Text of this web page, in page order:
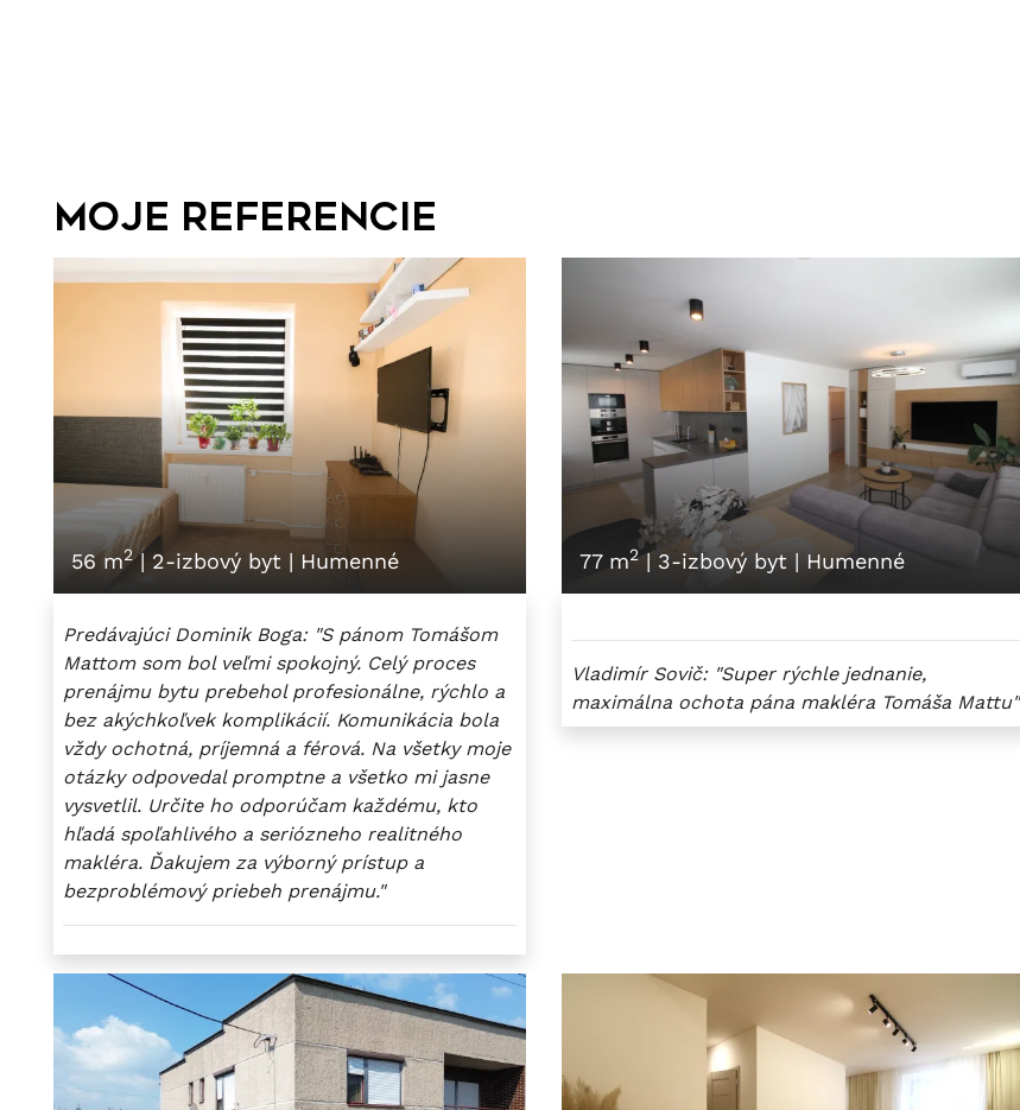
Moje referencie
56 m2 | 2-izbový byt | Humenné
Predávajúci Dominik Boga: "S pánom Tomášom
Mattom som bol veľmi spokojný. Celý proces
prenájmu bytu prebehol profesionálne, rýchlo a
bez akýchkoľvek komplikácií. Komunikácia bola
vždy ochotná, príjemná a férová. Na všetky moje
otázky odpovedal promptne a všetko mi jasne
vysvetlil. Určite ho odporúčam každému, kto
hľadá spoľahlivého a seriózneho realitného
makléra. Ďakujem za výborný prístup a
bezproblémový priebeh prenájmu."
77 m2 | 3-izbový byt | Humenné
Vladimír Sovič: "Super rýchle jednanie,
maximálna ochota pána makléra Tomáša Mattu"